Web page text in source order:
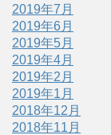
2019年7月
2019年6月
2019年5月
2019年4月
2019年2月
2019年1月
2018年12月
2018年11月